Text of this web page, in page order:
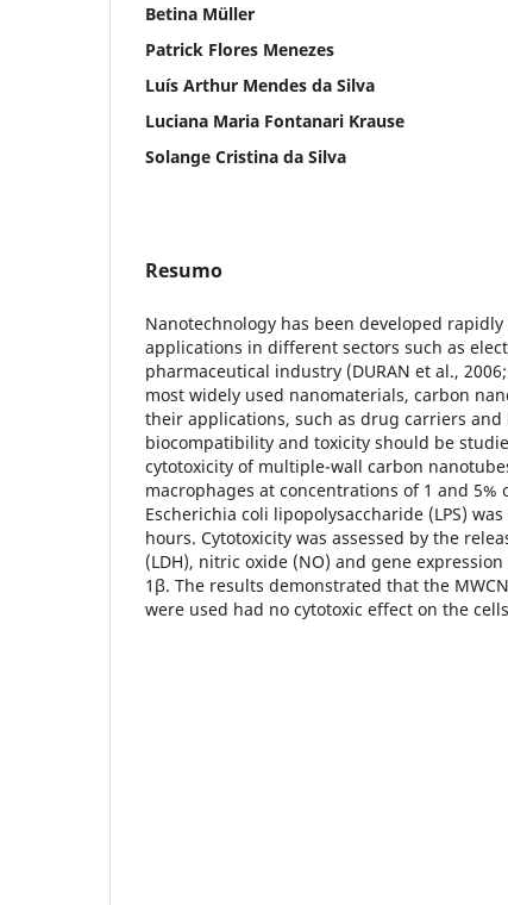
Betina Müller
Patrick Flores Menezes
Luís Arthur Mendes da Silva
Luciana Maria Fontanari Krause
Solange Cristina da Silva
Resumo
Nanotechnology has been developed
applications in different sectors such as
pharmaceutical industry (DURAN et al.,
most widely used nanomaterials, carbon
their applications, such as drug carriers and
biocompatibility and toxicity should be
cytotoxicity of multiple-wall carbon
macrophages at concentrations of 1 and 5%
Escherichia coli lipopolysaccharide (LPS)
hours. Cytotoxicity was assessed by the
(LDH), nitric oxide (NO) and gene
1β. The results demonstrated that the
were used had no cytotoxic effect on the